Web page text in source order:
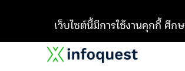
เว็บไซต์นี้มีการใช้งานคุกกี้ ศึก